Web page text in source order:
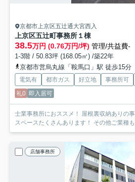
京都市上京区五辻通大宮西入
上京区五辻町事務所１棟
38.5万円 (0.76万円/坪) 管理/共益費-
1-3階 / 50.83坪 (168.05㎡) /築22年
京都市営烏丸線「鞍馬口」駅 徒歩15分
電気有 都市ガス 好立地 事務所可
礼0 即入居可
士業事務所におススメ！ 屋根裏収納ありの
スペースたくさんあります！ その他ご業種
店舗事務所